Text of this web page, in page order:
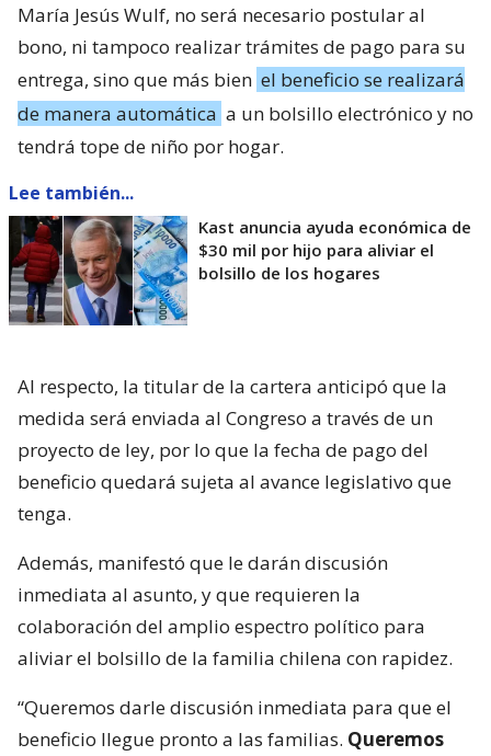
María Jesús Wulf, no será necesario postular al
bono, ni tampoco realizar trámites de pago para su
entrega, sino que más bien el beneficio se realizará
de manera automática a un bolsillo electrónico y no
tendrá tope de niño por hogar.
Lee también...
Kast anuncia ayuda económica de
$30 mil por hijo para aliviar el
bolsillo de los hogares
Al respecto, la titular de la cartera anticipó que la
medida será enviada al Congreso a través de un
proyecto de ley, por lo que la fecha de pago del
beneficio quedará sujeta al avance legislativo que
tenga.
Además, manifestó que le darán discusión
inmediata al asunto, y que requieren la
colaboración del amplio espectro político para
aliviar el bolsillo de la familia chilena con rapidez.
“Queremos darle discusión inmediata para que el
beneficio llegue pronto a las familias. Queremos